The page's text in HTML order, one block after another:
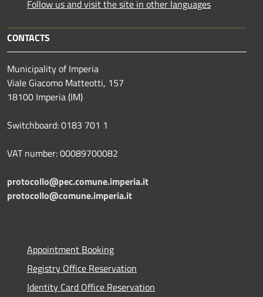
Follow us and visit the site in other languages
CONTACTS
Municipality of Imperia
Viale Giacomo Matteotti, 157
18100 Imperia (IM)
Switchboard: 0183 701 1
VAT number: 00089700082
protocollo@pec.comune.imperia.it
protocollo@comune.imperia.it
Appointment Booking
Registry Office Reservation
Identity Card Office Reservation